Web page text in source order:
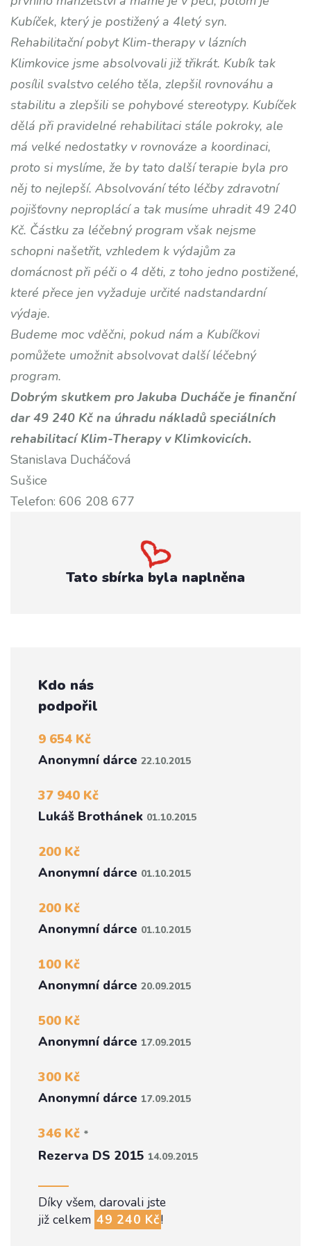
Kubíček, který je postižený a 4letý syn.
Rehabilitační pobyt Klim-therapy v lázních
Klimkovice jsme absolvovali již třikrát. Kubík tak
posílil svalstvo celého těla, zlepšil rovnováhu a
stabilitu a zlepšili se pohybové stereotypy. Kubíček
dělá při pravidelné rehabilitaci stále pokroky, ale
má velké nedostatky v rovnováze a koordinaci,
proto si myslíme, že by tato další terapie byla pro
něj to nejlepší. Absolvování této léčby zdravotní
pojišťovny neproplácí a tak musíme uhradit 49 240
Kč. Částku za léčebný program však nejsme
schopni našetřit, vzhledem k výdajům za
domácnost při péči o 4 děti, z toho jedno postižené,
které přece jen vyžaduje určité nadstandardní
výdaje.
Budeme moc vděčni, pokud nám a Kubíčkovi
pomůžete umožnit absolvovat další léčebný
program.
Dobrým skutkem pro Jakuba Ducháče je finanční
dar 49 240 Kč na úhradu nákladů speciálních
rehabilitací Klim-Therapy v Klimkovicích.
Stanislava Ducháčová
Sušice
Telefon: 606 208 677
Tato sbírka byla naplněna
Kdo nás
podpořil
9 654 Kč
Anonymní dárce 22.10.2015
37 940 Kč
Lukáš Brothánek 01.10.2015
200 Kč
Anonymní dárce 01.10.2015
200 Kč
Anonymní dárce 01.10.2015
100 Kč
Anonymní dárce 20.09.2015
500 Kč
Anonymní dárce 17.09.2015
300 Kč
Anonymní dárce 17.09.2015
346 Kč *
Rezerva DS 2015 14.09.2015
Díky všem, darovali jste
již celkem 49 240 Kč!